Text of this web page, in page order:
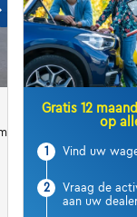
| Carplay | Cruise
Gratis 12
op
1 Vind uw
2
Vraag de
aan uw